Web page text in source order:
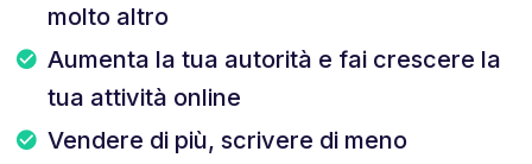
molto altro
Aumenta la tua autorità e fai crescere la
tua attività online
Vendere di più, scrivere di meno